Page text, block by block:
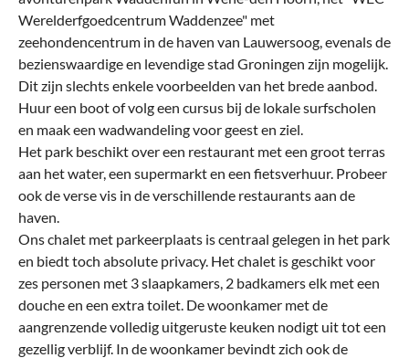
Werelderfgoedcentrum Waddenzee" met
zeehondencentrum in de haven van Lauwersoog, evenals de
bezienswaardige en levendige stad Groningen zijn mogelijk.
Dit zijn slechts enkele voorbeelden van het brede aanbod.
Huur een boot of volg een cursus bij de lokale surfscholen
en maak een wadwandeling voor geest en ziel.
Het park beschikt over een restaurant met een groot terras
aan het water, een supermarkt en een fietsverhuur. Probeer
ook de verse vis in de verschillende restaurants aan de
haven.
Ons chalet met parkeerplaats is centraal gelegen in het park
en biedt toch absolute privacy. Het chalet is geschikt voor
zes personen met 3 slaapkamers, 2 badkamers elk met een
douche en een extra toilet. De woonkamer met de
aangrenzende volledig uitgeruste keuken nodigt uit tot een
gezellig verblijf. In de woonkamer bevindt zich ook de